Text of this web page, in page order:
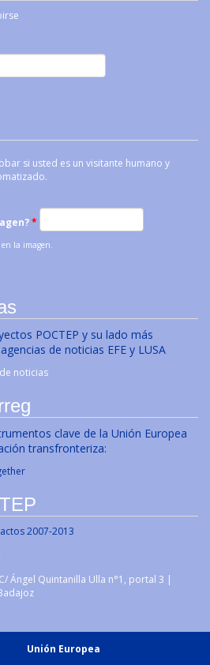
si usted es un visitante humano y
*
la imagen.
POCTEP y su lado más
de noticias EFE y LUSA
clave de la Unión Europea
transfronteriza:
2007-2013
Ángel Quintanilla Ulla n°1, portal 3 |
Unión Europea